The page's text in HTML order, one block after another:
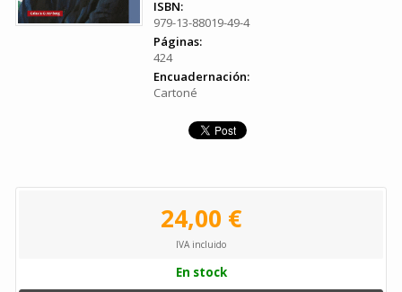
ISBN:
979-13-88019-49-4
Páginas:
424
Encuadernación:
Cartoné
24,00 €
IVA incluido
En stock